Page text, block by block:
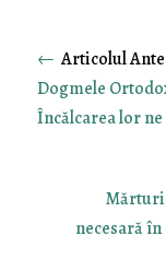
←
Dogmele
Încălcarea lor
necesară